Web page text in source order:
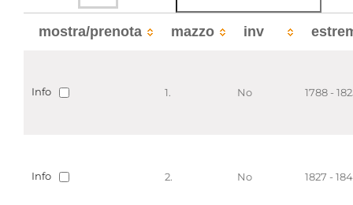
mostra/prenota mazzo inv
Info 1. No 1788 -
Info 2. No 1827 -